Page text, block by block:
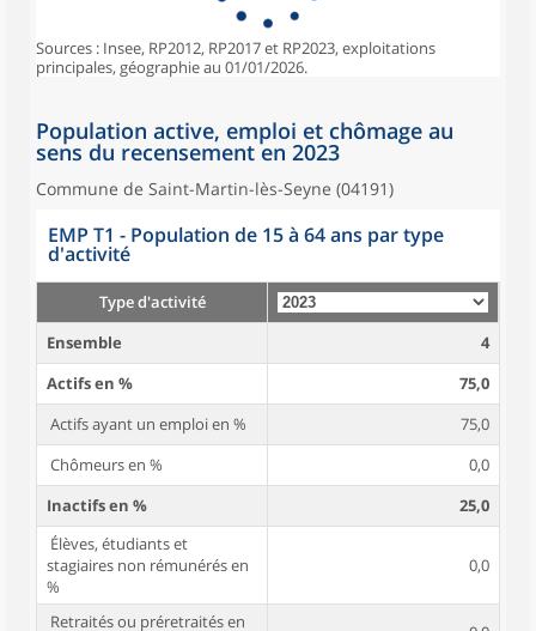
Sources : Insee, RP2012, RP2017 et RP2023, exploitations
principales, géographie au 01/01/2026.
Population active, emploi et chômage au
sens du recensement en 2023
Commune de Saint-Martin-lès-Seyne (04191)
EMP T1 - Population de 15 à 64 ans par type
d'activité
Type d'activité
Ensemble
4
Actifs en %
75,0
Actifs ayant un emploi en %
75,0
Chômeurs en %
0,0
Inactifs en %
25,0
Élèves, étudiants et
stagiaires non rémunérés en
%
0,0
Retraités ou préretraités en